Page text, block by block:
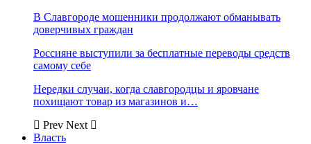
В Славгороде мошенники продолжают обманывать
доверчивых граждан
Россияне выступили за бесплатные переводы средств
самому себе
Нередки случаи, когда славгородцы и яровчане
похищают товар из магазинов и…
Prev Next
Власть